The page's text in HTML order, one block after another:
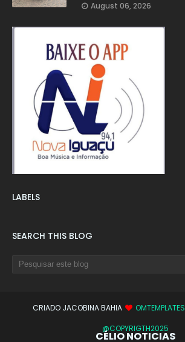
August 06, 2026
LABELS
SEARCH THIS BLOG
CRIADO JACOBINA BAHIA OMTEMPLATES
@COPYRIGTH2025
CÉLIO NOTICIAS